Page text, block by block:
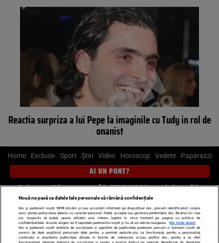
Reactia surpriza a lui Pepe la imaginile cu Tudy in rol de
onanist
Home Exclusiv Sport Știri Video Horoscop Vedete Paparazzi
AI UN PONT?
Scrie-ne pe Whatsapp, sună la 0741226226 sau trimite mail la
pont@cancan.ro
Știri interne Știri externe
Politică
Ultimele stiri
Diete Insula Iubirii Dictionar de vise LIFE STYLE
Nouă ne pasă ca datele tale personale să rămână confidențiale
Noi și partenerii noștri 1019stocăm și/sau accesăm informații pe dispozitivul dvs., precum identificatorii cookie
unici pentru prelucrarea datelor cu caracter personal. Puteți accepta sau gestiona preferințele dvs. făcând clic mai
jos, respectiv vă puteți opune utilizării unui interes legitim în orice moment pe pagina cu politica de
confidențialitate. Aceste alegeri vor fi raportate partenerilor noștri și nu vă vor afecta navigarea.
Mai multe detalii
Noi si partenerii nostri (retelele de socializare si agentiile de publicitate partenere, precum si furnizorii nostri de
servicii de date analitice) prelucram date pentru a permite website-ului sa functioneze, pentru a personaliza
continutul si anunturile publicitare afisate in functie de interesele si/sau profilul dvs., pentru a va oferi
functionalitati aferente retelelor de socializare si pentru a analiza traficul pe website. Beneficiati de drepturile